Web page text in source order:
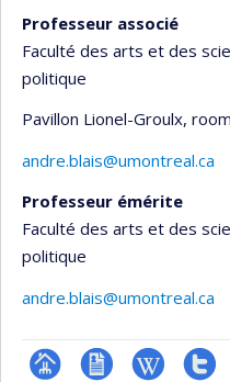
Professeur associé
Faculté des arts et des
politique
Pavillon Lionel-Groulx,
andre.blais@umontreal.ca
Professeur émérite
Faculté des arts et des
politique
andre.blais@umontreal.ca